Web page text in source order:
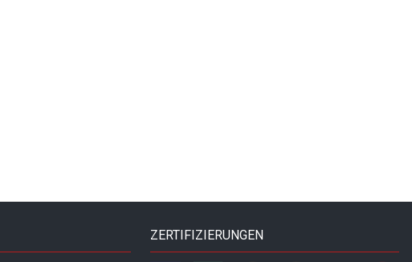
ZERTIFIZIERUNGEN